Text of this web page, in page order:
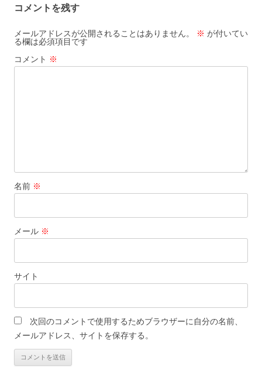
ナ
ビ
ゲ
ー
コメントを残す
メールアドレスが公開されることはありません。 ※ が付いてい
る欄は必須項目です
コメント ※
名前 ※
メール ※
サイト
次回のコメントで使用するためブラウザーに自分の名前、
メールアドレス、サイトを保存する。